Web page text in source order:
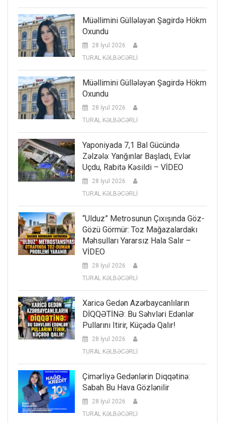
Müəllimini Güllələyən Şagirdə Hökm
Oxundu
28 İyul 2026
TURAL KƏLBƏCƏRLİ
Müəllimini Güllələyən Şagirdə Hökm
Oxundu
28 İyul 2026
TURAL KƏLBƏCƏRLİ
Yaponiyada 7,1 Bal Gücündə
Zəlzələ: Yanğınlar Başladı, Evlər
Uçdu, Rabitə Kəsildi – VİDEO
28 İyul 2026
TURAL KƏLBƏCƏRLİ
“Ulduz” Metrosunun Çıxışında Göz-
Gözü Görmür: Toz Mağazalardakı
Məhsulları Yararsız Hala Salır –
VİDEO
28 İyul 2026
TURAL KƏLBƏCƏRLİ
Xaricə Gedən Azərbaycanlıların
DİQQƏTİNƏ: Bu Səhvləri Edənlər
Pullarını Itirir, Küçədə Qalır!
28 İyul 2026
TURAL KƏLBƏCƏRLİ
Çimərliyə Gedənlərin Diqqətinə:
Sabah Bu Hava Gözlənilir
28 İyul 2026
TURAL KƏLBƏCƏRLİ